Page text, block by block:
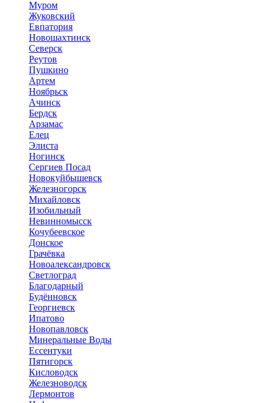
Муром
Жуковский
Евпатория
Новошахтинск
Северск
Реутов
Пушкино
Артем
Ноябрьск
Ачинск
Бердск
Арзамас
Елец
Элиста
Ногинск
Сергиев Посад
Новокуйбышевск
Железногорск
Михайловск
Изобильный
Невинномысск
Кочубеевское
Донское
Грачёвка
Новоалександровск
Светлоград
Благодарный
Будённовск
Георгиевск
Ипатово
Новопавловск
Минеральные Воды
Ессентуки
Пятигорск
Кисловодск
Железноводск
Лермонтов